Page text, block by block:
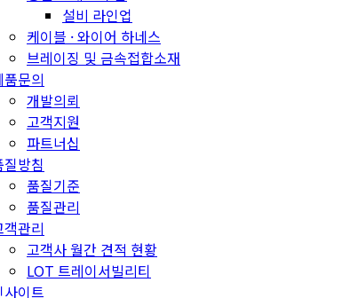
설비 라인업
케이블 · 와이어 하네스
브레이징 및 금속접합소재
품문의
개발의뢰
고객지원
파트너십
질방침
품질기준
품질관리
객관리
고객사 월간 견적 현황
LOT 트레이서빌리티
사이트